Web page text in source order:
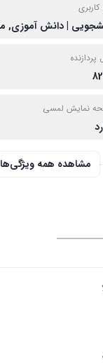
نمایش لمسی
مشاهده همه ویژگی‌ها